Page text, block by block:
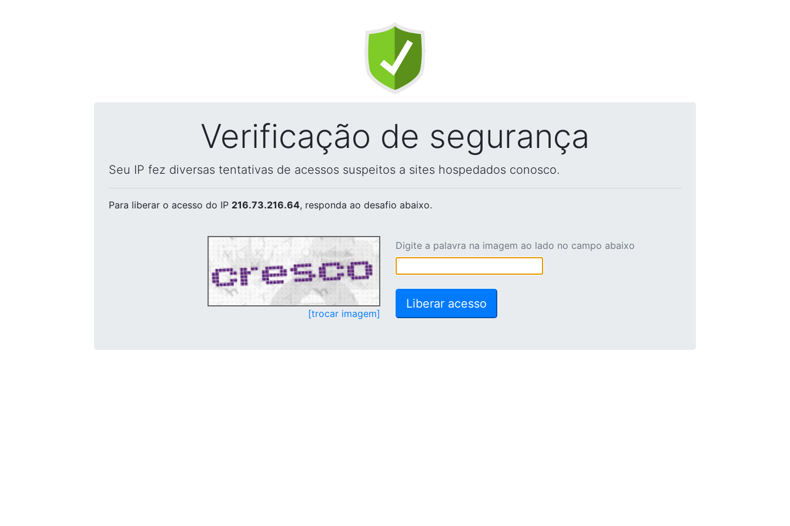
Verificação de segurança
Seu IP fez diversas tentativas de acessos suspeitos a sites hospedados conosco.
Para liberar o acesso do IP 216.73.216.64, responda ao desafio abaixo.
[trocar imagem]
Digite a palavra na imagem ao lado no campo abaixo